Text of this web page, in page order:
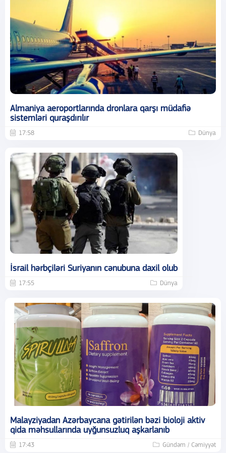
Almaniya aeroportlarında dronlara qarşı müdafiə
sistemləri quraşdırılır
17:58 Dünya
İsrail hərbçiləri Suriyanın cənubuna daxil olub
17:55 Dünya
Malayziyadan Azərbaycana gətirilən bəzi bioloji aktiv
qida məhsullarında uyğunsuzluq aşkarlanıb
17:43 Gündəm / Cəmiyyət